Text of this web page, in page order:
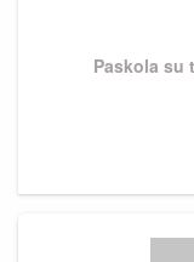
Paskola su